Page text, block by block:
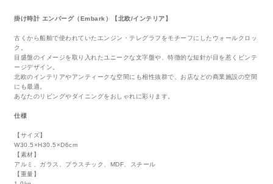
掛け時計 エンバーグ（Embark）【北欧/インテリア】
古くから船舶で使われていたエンジン・テレグラフをモチーフにしたウォールクロッ
ク。
目盛盤のイメージを取り入れたユニークな文字盤や、特徴的な短針が目を惹くビンテ
ージデザイン。
北欧のインテリアやアンティークな空間にも相性抜群で、お店などの商業施設の空間
にも最適。
あなたのリビングやダイニングをおしゃれに彩ります。
仕様
【サイズ】
W30.5×H30.5×D6cm
【素材】
アルミ、ガラス、プラスチック、MDF、スチール
【重量】